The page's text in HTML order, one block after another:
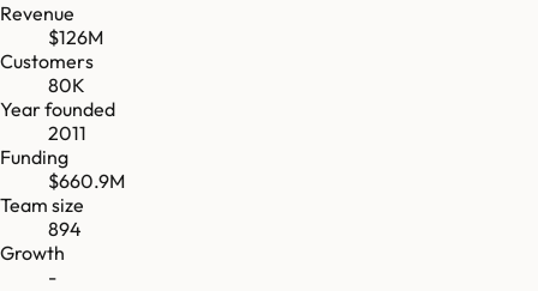
Revenue
$126M
Customers
80K
Year founded
2011
Funding
$660.9M
Team size
894
Growth
-